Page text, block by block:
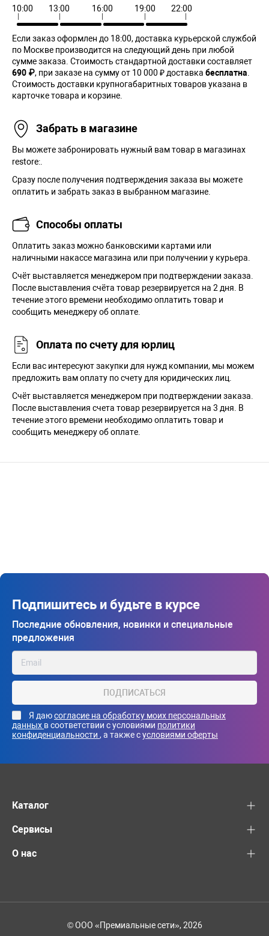
10:00
13:00 16:00 19:00 22:00
Если заказ оформлен до 18:00, доставка курьерской службой
по Москве производится на следующий день при любой
сумме заказа. Cтоимость стандартной доставки составляет
690 ₽, при заказе на сумму от 10 000 ₽ доставка бесплатна
Стоимость доставки крупногабаритных товаров указана в
карточке товара и корзине.
Забрать в магазине
Вы можете забронировать нужный вам товар в магазинах
restore:.
Сразу после получения подтверждения заказа вы можете
оплатить и забрать заказ в выбранном магазине.
Способы оплаты
Оплатить заказ можно банковскими картами или
наличными накассе магазина или при получении у курьера.
Cчёт выставляется менеджером при подтверждении заказа.
После выставления счёта товар резервируется на 2 дня. В
течение этого времени необходимо оплатить товар и
сообщить менеджеру об оплате.
Оплата по счету для юрлиц
Если вас интересуют закупки для нужд компании, мы можем
предложить вам оплату по счету для юридических лиц.
Счёт выставляется менеджером при подтверждении заказа.
После выставления счета товар резервируется на 3 дня. В
течение этого времени необходимо оплатить товар и
сообщить менеджеру об оплате.
Подпишитесь и будьте в курсе
Последние обновления, новинки и специальные
предложения
ПОДПИСАТЬСЯ
Я даюсогласие на обработку моих персональных
данных в соответствии с условиями политики
конфиденциальности , а также сусловиями оферты
Каталог
Сервисы
О нас
© ООО «Премиальные сети», 2026